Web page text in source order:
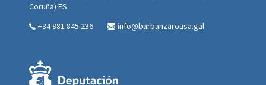
Coruña) ES
+34 981 845 236
info@barbanzarousa.gal